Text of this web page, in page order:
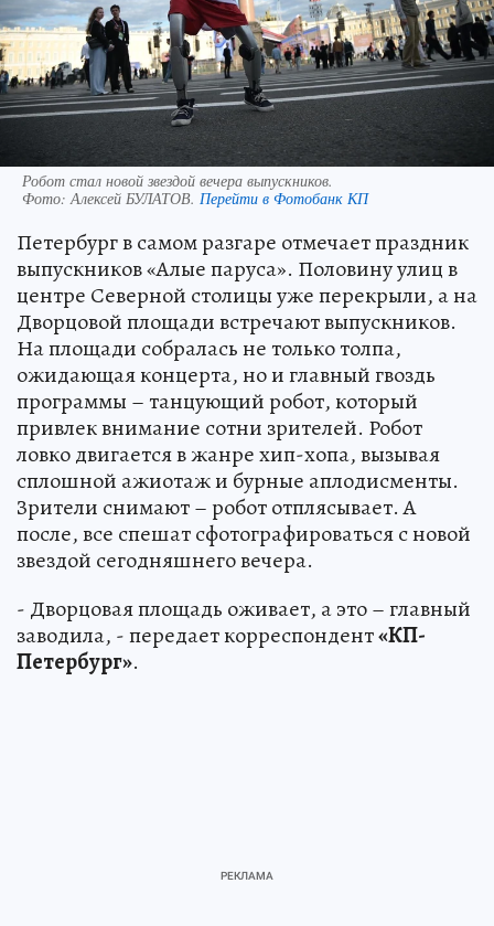
Робот стал новой звездой вечера выпускников.
Фото:Алексей БУЛАТОВ. Перейти в Фотобанк КП
Петербург в самом разгаре отмечает праздник
выпускников «Алые паруса». Половину улиц в
центре Северной столицы уже перекрыли, а на
Дворцовой площади встречают выпускников.
На площади собралась не только толпа,
ожидающая концерта, но и главный гвоздь
программы – танцующий робот, который
привлек внимание сотни зрителей. Робот
ловко двигается в жанре хип-хопа, вызывая
сплошной ажиотаж и бурные аплодисменты.
Зрители снимают – робот отплясывает. А
после, все спешат сфотографироваться с новой
звездой сегодняшнего вечера.
- Дворцовая площадь оживает, а это – главный
заводила, - передает корреспондент«КП-
Петербург».